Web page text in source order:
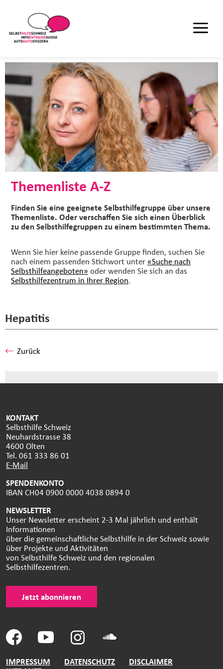
Themenliste A-Z
Finden Sie eine geeignete Selbsthilfegruppe über unsere
Themenliste. Oder verschaffen Sie sich einen Überblick
zu den Selbsthilfegruppen zu einem bestimmten Thema.
Wenn Sie hier keine passende Gruppe finden, suchen Sie
nach einem passenden Stichwort unter «Suche nach
Selbsthilfeangeboten» oder wenden Sie sich an das
Selbsthilfezentrum in Ihrer Region.
Hepatitis
Zurück
KONTAKT
Selbsthilfe Schweiz
Neuhardstrasse 38
4600 Olten
Tel. 061 333 86 01
E-Mail
SPENDENKONTO
IBAN CH04 0900 0000 4038 0894 0
NEWSLETTER
Unser Newsletter erscheint 2-3 Mal jährlich und enthält
Informationen
über die gemeinschaftliche Selbsthilfe in der Schweiz sowie
über Projekte und Aktivitäten
von Selbsthilfe Schweiz und den regionalen
Selbsthilfezentren.
Jetzt abonnieren
IMPRESSUM DATENSCHUTZ
DISCLAIMER